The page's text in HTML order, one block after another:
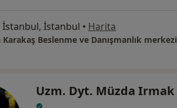
İstanbul, İstanbul • Harita
Karakaş Beslenme ve Danışmanlık merkezi
Uzm. Dyt. Müzda Irmak